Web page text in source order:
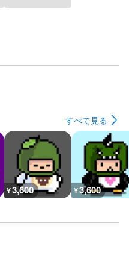
すべて見る
¥3,600 ¥3,600